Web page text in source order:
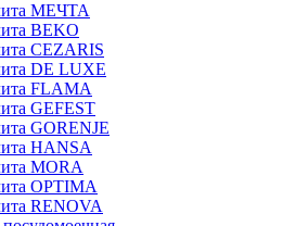
МЕЧТА
BEKO
CEZARIS
DE LUXE
FLAMA
GEFEST
GORENJE
HANSA
MORA
OPTIMA
RENOVA